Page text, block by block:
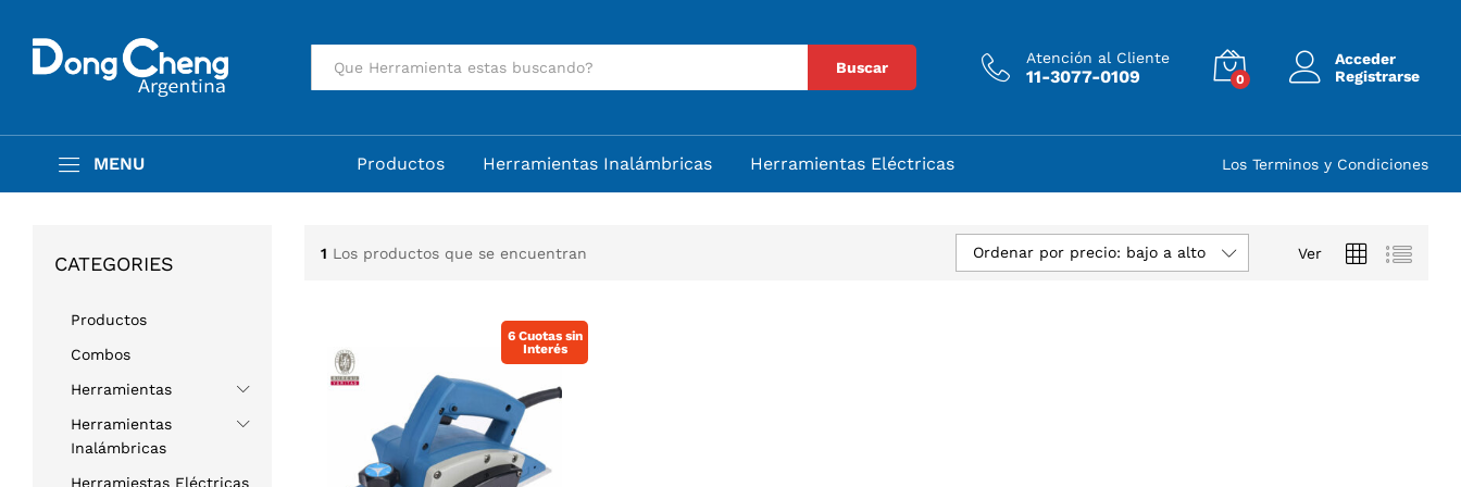
Todas Buscar
Atención al Cliente
11-3077-0109 0
Acceder
Registrarse
MENU Productos Herramientas Inalámbricas Herramientas Eléctricas Los Terminos y Condiciones
1 Los productos que se encuentran Ver
Ordenar por precio: bajo a alto
6 Cuotas sin
Interés
CATEGORIES
Productos
Combos
Herramientas
Herramientas
Inalámbricas
Herramiestas Eléctricas